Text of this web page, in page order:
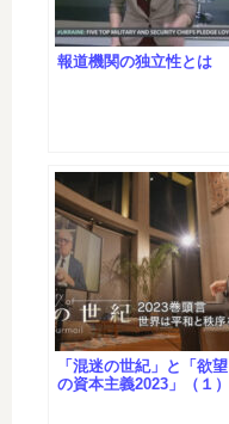
報道機関の独立性とは
「混迷の世紀」と「欲望
の資本主義2023」（１）